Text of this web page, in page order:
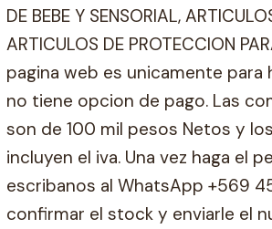
DE BEBE Y SENSORIAL,
ARTICULOS DE PROTECCION
pagina web es unicamente para
no tiene opcion de pago. Las
son de 100 mil pesos Netos y
incluyen el iva. Una vez haga el
escribanos al WhatsApp +569
confirmar el stock y enviarle el